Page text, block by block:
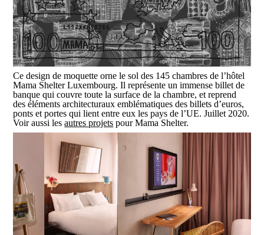
Ce design de moquette orne le sol des 145 chambres de l’hôtel
Mama Shelter Luxembourg. Il représente un immense billet de
banque qui couvre toute la surface de la chambre, et reprend
des éléments architecturaux emblématiques des billets d’euros,
ponts et portes qui lient entre eux les pays de l’UE. Juillet 2020.
Voir aussi lesautres projets pour Mama Shelter.